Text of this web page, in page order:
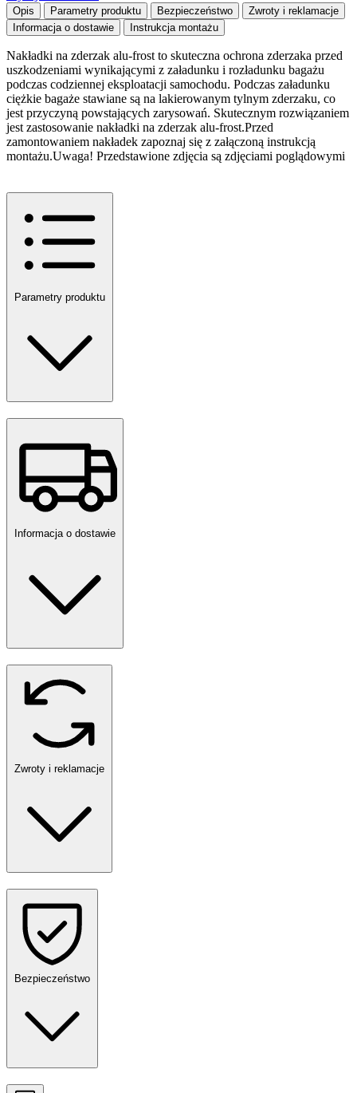
Opis Parametry produktu Bezpieczeństwo
Zwroty i reklamacje
Informacja o dostawie
Instrukcja montażu
Nakładki na zderzak alu-frost to skuteczna ochrona zderzaka przed
uszkodzeniami wynikającymi z załadunku i rozładunku bagażu
podczas codziennej eksploatacji samochodu. Podczas załadunku
ciężkie bagaże stawiane są na lakierowanym tylnym zderzaku, co
jest przyczyną powstających zarysowań. Skutecznym rozwiązaniem
jest zastosowanie nakładki na zderzak alu-frost.Przed
zamontowaniem nakładek zapoznaj się z załączoną instrukcją
montażu.Uwaga! Przedstawione zdjęcia są zdjęciami poglądowymi
Parametry produktu
Informacja o dostawie
Zwroty i reklamacje
Bezpieczeństwo